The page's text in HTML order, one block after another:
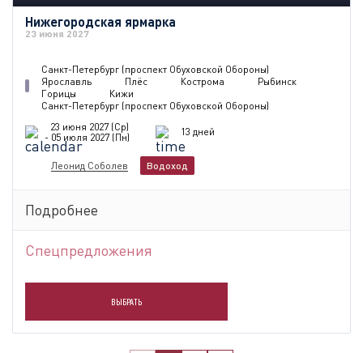
Нижегородская ярмарка
23 июня 2027
Санкт-Петербург (проспект Обуховской Обороны)
Ярославль
Плёс Кострома
Рыбинск
Горицы
Кижи
Санкт-Петербург (проспект Обуховской Обороны)
23 июня 2027 (Ср)
- 05 июля 2027 (Пн)
13 дней
Леонид Соболев Водоход
Подробнее
Спецпредложения
ВЫБРАТЬ